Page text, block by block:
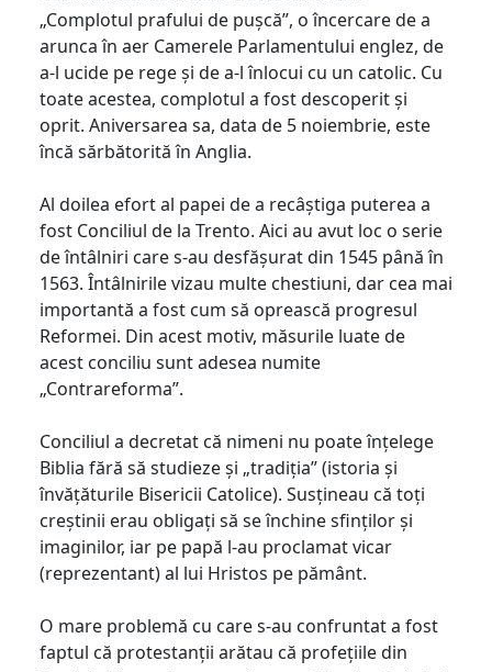
„Complotul prafului de pușcă”, o încercare de a
arunca în aer Camerele Parlamentului englez, de
a-l ucide pe rege și de a-l înlocui cu un catolic. Cu
toate acestea, complotul a fost descoperit și
oprit. Aniversarea sa, data de 5 noiembrie, este
încă sărbătorită în Anglia.
Al doilea efort al papei de a recâștiga puterea a
fost Conciliul de la Trento. Aici au avut loc o serie
de întâlniri care s-au desfășurat din 1545 până în
1563. Întâlnirile vizau multe chestiuni, dar cea mai
importantă a fost cum să oprească progresul
Reformei. Din acest motiv, măsurile luate de
acest conciliu sunt adesea numite
„Contrareforma”.
Conciliul a decretat că nimeni nu poate înțelege
Biblia fără să studieze și „tradiția” (istoria și
învățăturile Bisericii Catolice). Susțineau că toți
creștinii erau obligați să se închine sfinților și
imaginilor, iar pe papă l-au proclamat vicar
(reprezentant) al lui Hristos pe pământ.
O mare problemă cu care s-au confruntat a fost
faptul că protestanții arătau că profețiile din